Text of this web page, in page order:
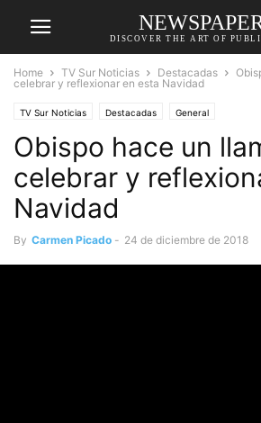
DISCOVER THE ART OF
Home TV Sur Noticias Destacadas
celebrar y reflexionar en esta Navidad
TV Sur Noticias Destacadas General
Obispo hace un
celebrar y
Navidad
By Carmen Picado - 24 de diciembre de 2018